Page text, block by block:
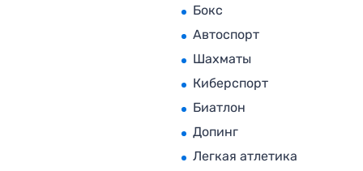
Бокс
Автоспорт
Шахматы
Киберспорт
Биатлон
Допинг
Легкая атлетика